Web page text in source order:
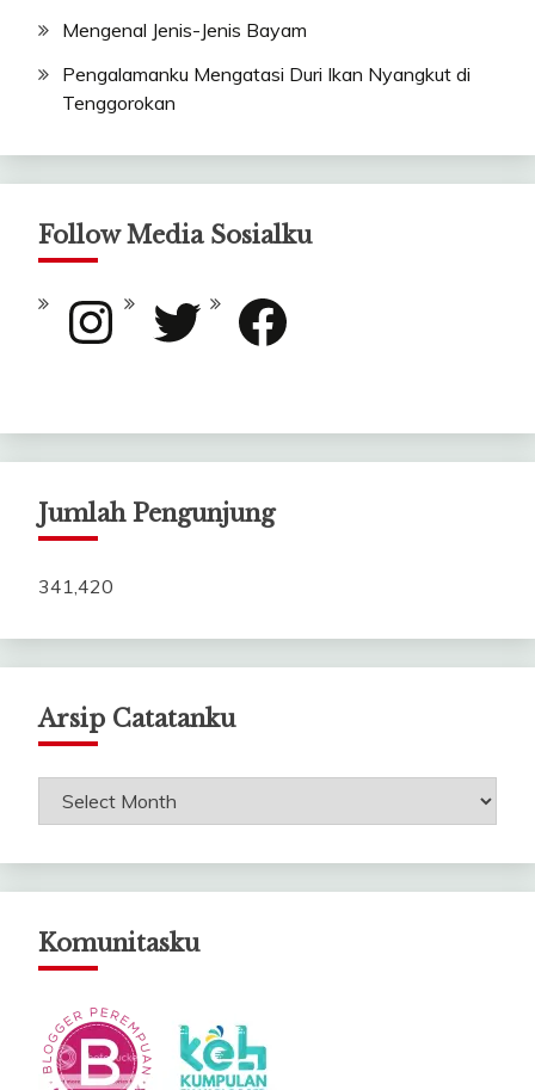
Mengenal Jenis-Jenis Bayam
Pengalamanku Mengatasi Duri Ikan Nyangkut di
Tenggorokan
Follow Media Sosialku
Instagram Twitter Facebook
Jumlah Pengunjung
341,420
Arsip Catatanku
Arsip
Komunitasku